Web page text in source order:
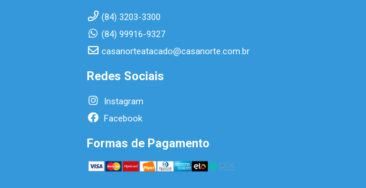
(84) 3203-3300
(84) 99916-9327
casanorteatacado@casanorte.com.br
Redes Sociais
Instagram
Facebook
Formas de Pagamento